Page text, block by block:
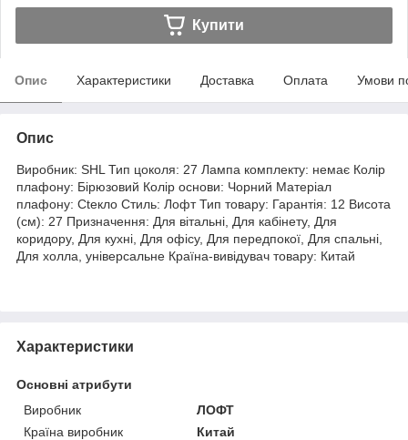
Купити
Опис Характеристики Доставка Оплата Умови
Опис
Виробник: SHL Тип цоколя: 27 Лампа комплекту: немає Колір
плафону: Бірюзовий Колір основи: Чорний Матеріал
плафону: Cteкло Стиль: Лофт Тип товару: Гарантія: 12 Висота
(см): 27 Призначення: Для вітальні, Для кабінету, Для
коридору, Для кухні, Для офісу, Для передпокої, Для спальні,
Для холла, універсальне Країна-вивідувач товару: Китай
Характеристики
Основні атрибути
Виробник
ЛОФТ
Країна виробник
Китай